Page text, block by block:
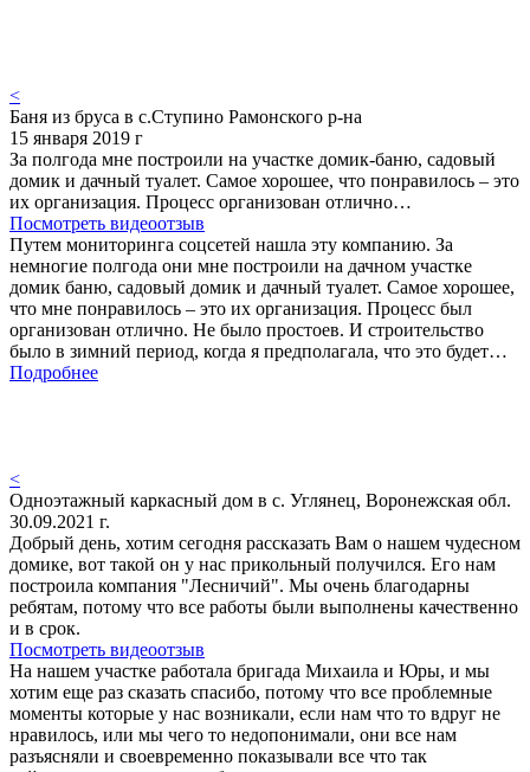
<
Баня из бруса в с.Ступино Рамонского р-на
15 января 2019 г
За полгода мне построили на участке домик-баню, садовый
домик и дачный туалет. Самое хорошее, что понравилось – это
их организация. Процесс организован отлично…
Посмотреть видеоотзыв
Путем мониторинга соцсетей нашла эту компанию. За
немногие полгода они мне построили на дачном участке
домик баню, садовый домик и дачный туалет. Самое хорошее,
что мне понравилось – это их организация. Процесс был
организован отлично. Не было простоев. И строительство
было в зимний период, когда я предполагала, что это будет…
Подробнее
<
Одноэтажный каркасный дом в с. Углянец, Воронежская обл.
30.09.2021 г.
Добрый день, хотим сегодня рассказать Вам о нашем чудесном
домике, вот такой он у нас прикольный получился. Его нам
построила компания "Лесничий". Мы очень благодарны
ребятам, потому что все работы были выполнены качественно
и в срок.
Посмотреть видеоотзыв
На нашем участке работала бригада Михаила и Юры, и мы
хотим еще раз сказать спасибо, потому что все проблемные
моменты которые у нас возникали, если нам что то вдруг не
нравилось, или мы чего то недопонимали, они все нам
разъясняли и своевременно показывали все что так